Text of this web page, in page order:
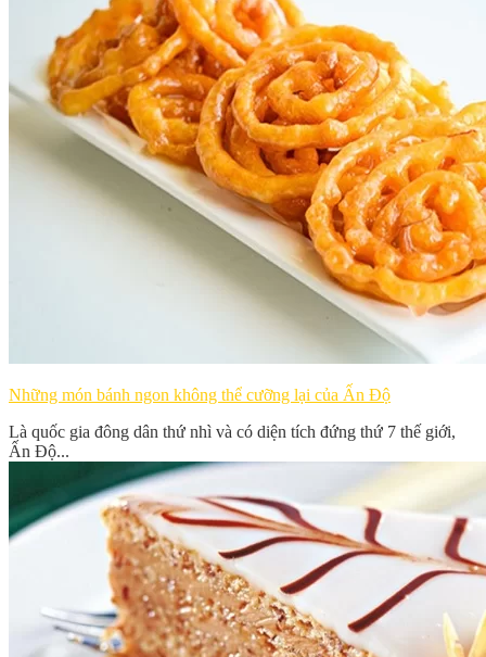
Những món bánh ngon không thể cưỡng lại của Ấn Độ
Là quốc gia đông dân thứ nhì và có diện tích đứng thứ 7 thế giới,
Ấn Độ...